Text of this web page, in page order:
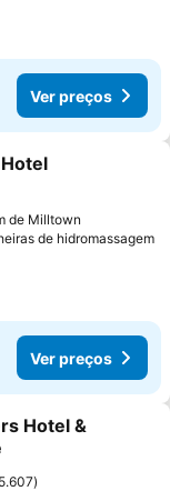
Ver preços
favoritos
de Milltown
de hidromassagem
Ver preços
favoritos
Hotel &
5.607